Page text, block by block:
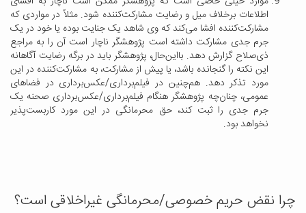
اطلاعات برخلاف میل و رضایت مشارکت‌کننده شود. مثلاً در مواردی که
مشارکت‌کننده افشا می‌کند که وی شاهد یک جنایت بوده یا خود در یک
جرم جدی مشارکت‌ داشته است پژوهشگر ناچار است آن را به مراجع
ذی‌صلاح گزارش دهد. بااین‌حال، پژوهشگر باید در برگه رضایت آگاهانه
این نکته را گنجانده باشد، یا پیش از مشارکت، به مشارکت‌کننده در این
مورد تذکر دهد. هم‌چنین در فیلم‌برداری/عکس‌برداری در فضاهای
عمومی، چنان‌چه پژوهشگر هنگام فیلم‌برداری/عکس‌برداری صحنه یک
جرم جدی را ثبت کند، حق محرمانگی در این مورد کاربست‌پذیر
نخواهد بود.
چرا نقض حریم خصوصی/محرمانگی غیراخلاقی است؟